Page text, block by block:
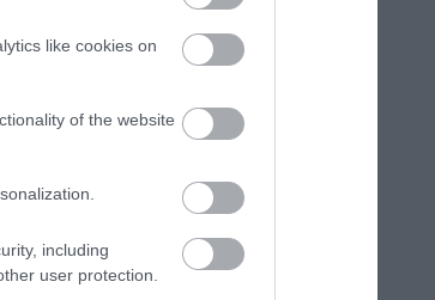
like cookies on
of the website
including
user protection.
meg, a 16.903-
adták át a
voksai alapján
alatt immár
kapta meg. A